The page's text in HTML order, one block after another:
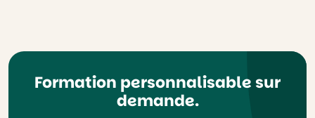
Formation personnalisable sur
demande.